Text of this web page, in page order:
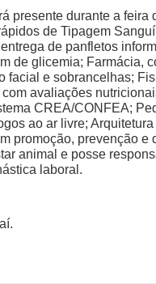
presente durante a
de Tipagem
de panfletos
de glicemia; Farmácia,
facial e sobrancelhas;
avaliações
CREA/CONFEA;
ao ar livre;
promoção, prevenção
animal e posse
laboral.